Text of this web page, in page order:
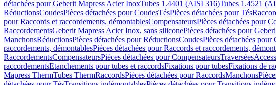
détachées pour Geberit Mapress Acier InoxTubes 1.4401 (AISI 316)Tubes 1.4521
RéductionsCoudesPièces détachées pour CoudesTésPièces détachées pour Tés
pour Raccords et raccordements, démontablesCompensateursPièces détachées pour
RaccordementsGeberit Mapress Acier Inox, sans siliconePièces détachées pour
ManchonsRéductionsPièces détachées pour RéductionsCoudesPièces détachées pour
raccordements, démontablesPièces détachées pour Raccords et raccordements,
RaccordementsCompensateursPièces détachées pour CompensateursTraversées
raccordementsEtanchements pour tubes et raccordsFixations pour tubesFixations de
Mapress ThermTubes ThermRaccordsPièces détachées pour RaccordsManchons